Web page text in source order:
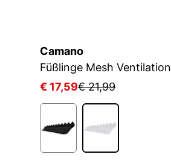
Camano
Füßlinge Mesh Ventilation
€ 17,59€ 21,99